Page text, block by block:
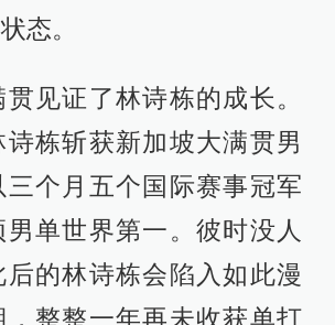
态。
见证了林诗栋的成长。
栋斩获新加坡大满贯男
个月五个国际赛事冠军
单世界第一。彼时没人
的林诗栋会陷入如此漫
，整整一年再未收获单打